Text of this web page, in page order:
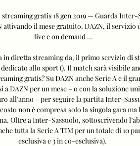
gratis 18 gen 2019 — Guarda
attivando il mese gratuito. DAZN, il
live e on demand ...
in diretta streaming da, il primo servizio di
allo sport (). Il match sarà visibile
gratis? Su DAZN anche Serie A e il
DAZN per un mese – o con la soluzione
all’anno – per seguire la partita Inter-
non è compresa solo la singola gara
Oltre a Inter-Sassuolo, sottoscrivendo
tutta la Serie A TIM per un totale di 10
esclusiva e 3 in co-esclusiva).